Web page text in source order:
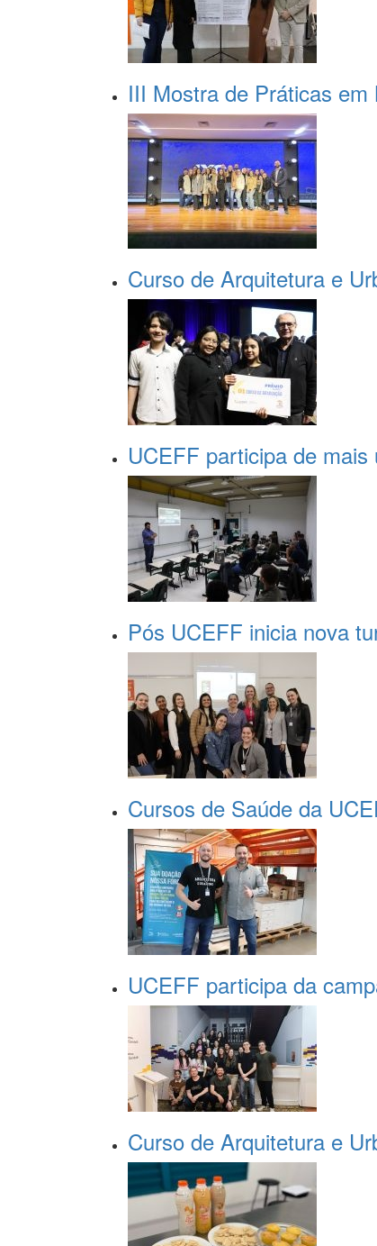
III Mostra de Práticas
Curso de Arquitetura e
UCEFF participa de
Pós UCEFF inicia nova
Cursos de Saúde da
UCEFF participa da
Curso de Arquitetura e